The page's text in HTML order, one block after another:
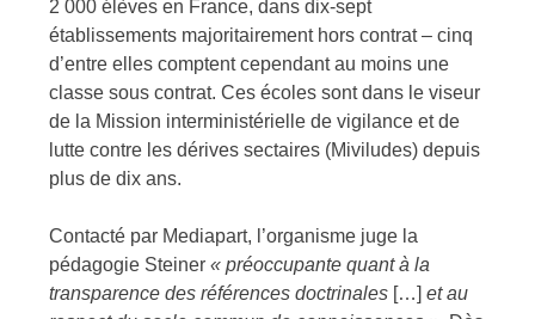
2 000 élèves en France, dans dix-sept
établissements majoritairement hors contrat – cinq
d’entre elles comptent cependant au moins une
classe sous contrat. Ces écoles sont dans le viseur
de la Mission interministérielle de vigilance et de
lutte contre les dérives sectaires (Miviludes) depuis
plus de dix ans.
Contacté par Mediapart, l’organisme juge la
pédagogie Steiner«préoccupante quant à la
transparence des références doctrinales […]et au